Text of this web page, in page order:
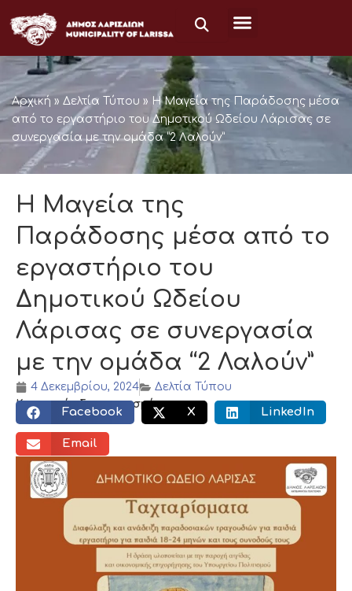
στο
περιεχόμενο
Αρχική » Δελτία Τύπου » Η Μαγεία της Παράδοσης μέσα
από το εργαστήριο του Δημοτικού Ωδείου Λάρισας σε
συνεργασία με την ομάδα “2 Λαλούν”
Η Μαγεία της
Παράδοσης μέσα από το
εργαστήριο του
Δημοτικού Ωδείου
Λάρισας σε συνεργασία
με την ομάδα “2 Λαλούν”
4 Δεκεμβρίου, 2024
Δελτία Τύπου
Κοινωνικός διαμοιρασμός:
Facebook X LinkedIn
Email